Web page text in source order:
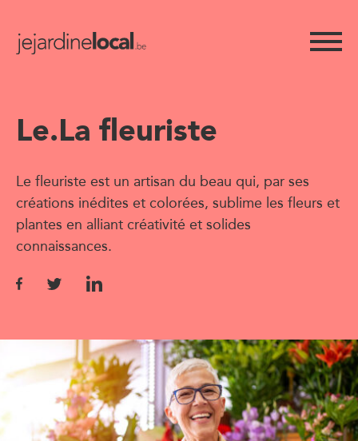
Le.La fleuriste
Le fleuriste est un artisan du beau qui, par ses
créations inédites et colorées, sublime les fleurs et
plantes en alliant créativité et solides
connaissances.